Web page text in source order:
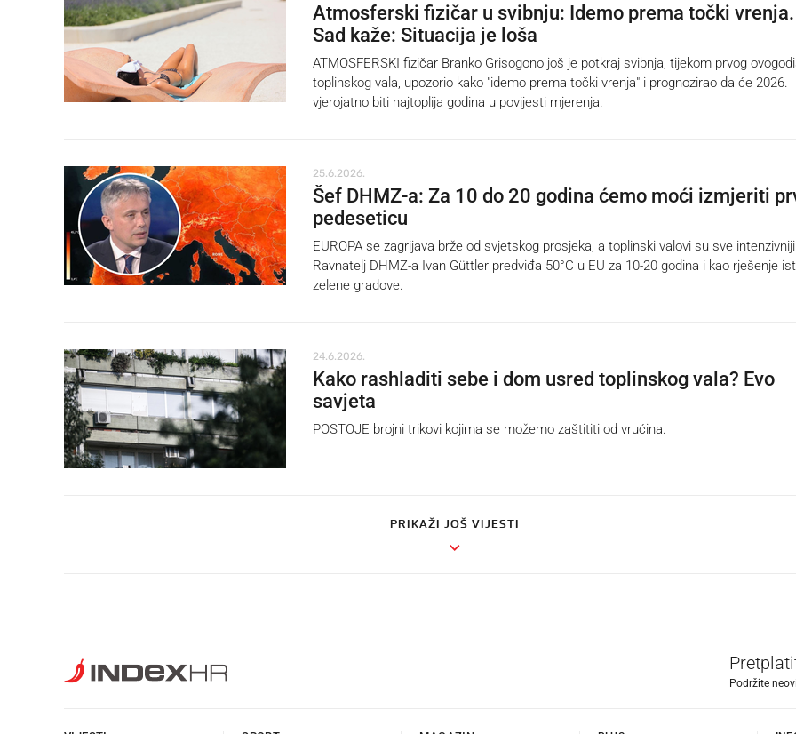
Atmosferski fizičar u svibnju: Idemo prema točki vrenja.
Sad kaže: Situacija je loša
ATMOSFERSKI fizičar Branko Grisogono još je potkraj svibnja, tijekom prvog
toplinskog vala, upozorio kako "idemo prema točki vrenja" i prognozirao da će 2026.
vjerojatno biti najtoplija godina u povijesti mjerenja.
25.6.2026.
Šef DHMZ-a: Za 10 do 20 godina ćemo moći izmjeriti
pedeseticu
EUROPA se zagrijava brže od svjetskog prosjeka, a toplinski valovi su sve
Ravnatelj DHMZ-a Ivan Güttler predviđa 50°C u EU za 10-20 godina i kao rješenje
zelene gradove.
24.6.2026.
Kako rashladiti sebe i dom usred toplinskog vala? Evo
savjeta
POSTOJE brojni trikovi kojima se možemo zaštititi od vrućina.
PRIKAŽI JOŠ VIJESTI
Podržite